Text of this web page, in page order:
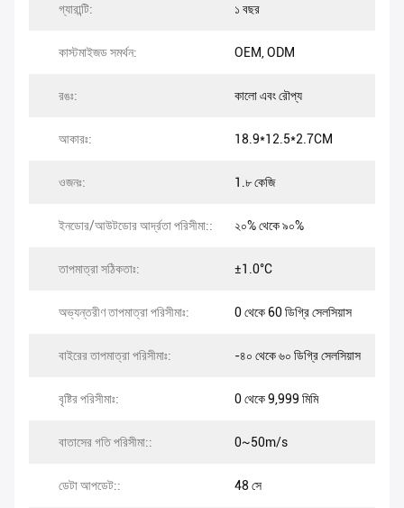
গ্যারান্টি: ১ বছর
কাস্টমাইজড সমর্থন: OEM, ODM
রঙঃ: কালো এবং রৌপ্য
আকারঃ: 18.9*12.5*2.7CM
ওজনঃ: 1.৮ কেজি
ইনডোর/আউটডোর আর্দ্রতা পরিসীমা:: ২০% থেকে ৯০%
তাপমাত্রা সঠিকতাঃ: ±1.0°C
অভ্যন্তরীণ তাপমাত্রা পরিসীমাঃ: 0 থেকে 60 ডিগ্রি সেলসিয়াস
বাইরের তাপমাত্রা পরিসীমাঃ: -৪০ থেকে ৬০ ডিগ্রি সেলসিয়াস
বৃষ্টির পরিসীমাঃ: 0 থেকে 9,999 মিমি
বাতাসের গতি পরিসীমা:: 0~50m/s
ডেটা আপডেট:: 48 সে